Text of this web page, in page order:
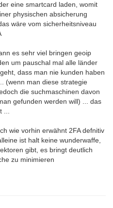
eine smartcard laden, womit
physischen absicherung
wäre vom sicherheitsniveau
es sehr viel bringen geoip
um pauschal mal alle länder
dass man nie kunden haben
(wenn man diese strategie
die suchmaschinen davon
gefunden werden will) ... das
wie vorhin erwähnt 2FA defnitiv
ist halt keine wunderwaffe,
gibt, es bringt deutlich
zu minimieren